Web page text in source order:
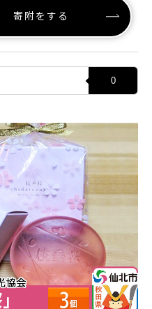
寄附をする
0